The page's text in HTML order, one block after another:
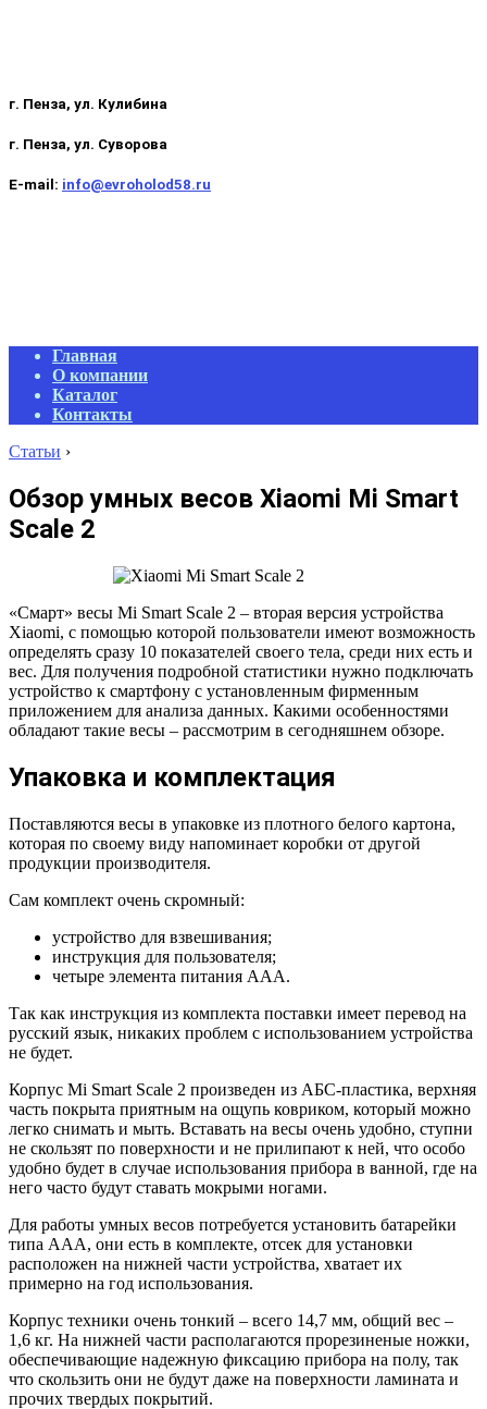
г. Пенза, ул. Кулибина
г. Пенза, ул. Суворова
E-mail: info@evroholod58.ru
Primary
Navigation
Menu
Главная
О компании
Каталог
Контакты
Статьи ›
Обзор умных весов Xiaomi Mi Smart
Scale 2
«Смарт» весы Mi Smart Scale 2 – вторая версия устройства
Xiaomi, с помощью которой пользователи имеют возможность
определять сразу 10 показателей своего тела, среди них есть и
вес. Для получения подробной статистики нужно подключать
устройство к смартфону с установленным фирменным
приложением для анализа данных. Какими особенностями
обладают такие весы – рассмотрим в сегодняшнем обзоре.
Упаковка и комплектация
Поставляются весы в упаковке из плотного белого картона,
которая по своему виду напоминает коробки от другой
продукции производителя.
Сам комплект очень скромный:
устройство для взвешивания;
инструкция для пользователя;
четыре элемента питания ААА.
Так как инструкция из комплекта поставки имеет перевод на
русский язык, никаких проблем с использованием устройства
не будет.
Корпус Mi Smart Scale 2 произведен из АБС-пластика, верхняя
часть покрыта приятным на ощупь ковриком, который можно
легко снимать и мыть. Вставать на весы очень удобно, ступни
не скользят по поверхности и не прилипают к ней, что особо
удобно будет в случае использования прибора в ванной, где на
него часто будут ставать мокрыми ногами.
Для работы умных весов потребуется установить батарейки
типа ААА, они есть в комплекте, отсек для установки
расположен на нижней части устройства, хватает их
примерно на год использования.
Корпус техники очень тонкий – всего 14,7 мм, общий вес –
1,6 кг. На нижней части располагаются прорезиненые ножки,
обеспечивающие надежную фиксацию прибора на полу, так
что скользить они не будут даже на поверхности ламината и
прочих твердых покрытий.